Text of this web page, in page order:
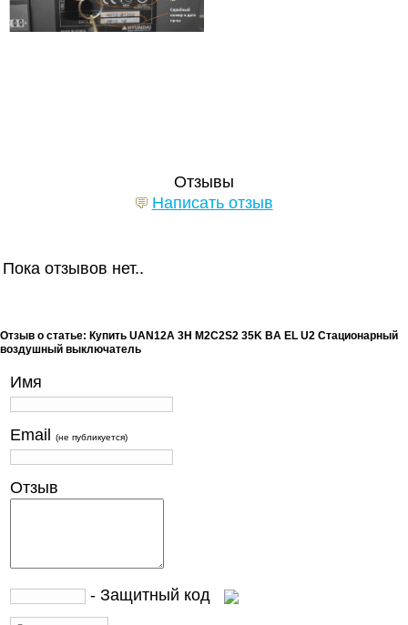
Отзывы
Написать отзыв
Пока отзывов нет..
Отзыв о статье: Купить UAN12A 3H M2C2S2 35K BA EL U2 Стационарный
воздушный выключатель
Имя
Email (не публикуется)
Отзыв
- Защитный код